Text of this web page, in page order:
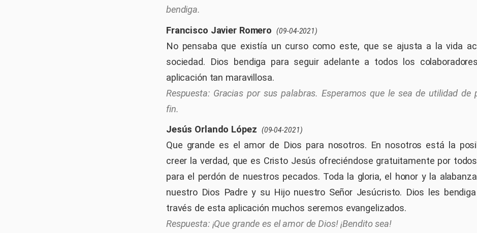
bendiga.
Francisco Javier Romero
(09-04-2021)
No pensaba que existía un curso como este, que se ajusta a la vida
sociedad. Dios bendiga para seguir adelante a todos los
aplicación tan maravillosa.
Gracias por sus palabras. Esperamos que le sea de utilidad de
fin.
Jesús Orlando López
(09-04-2021)
Que grande es el amor de Dios para nosotros. En nosotros está la
creer la verdad, que es Cristo Jesús ofreciéndose gratuitamente por
para el perdón de nuestros pecados. Toda la gloria, el honor y la
nuestro Dios Padre y su Hijo nuestro Señor Jesúcristo. Dios les
través de esta aplicación muchos seremos evangelizados.
¡Que grande es el amor de Dios! ¡Bendito sea!